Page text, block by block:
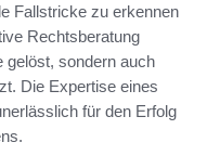
Fallstricke zu erkennen
Rechtsberatung
gelöst, sondern auch
Die Expertise eines
für den Erfolg